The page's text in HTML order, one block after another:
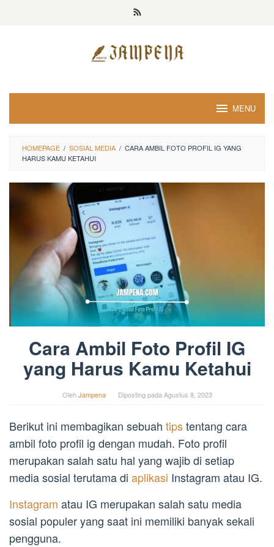
MENU
HOMEPAGE / SOSIAL MEDIA / CARA AMBIL FOTO PROFIL IG YANG
HARUS KAMU KETAHUI
Cara Ambil Foto Profil IG
yang Harus Kamu Ketahui
OlehJampena Diposting pada Agustus 8, 2023
Berikut ini membagikan sebuah tipstentang cara
ambil foto profil ig dengan mudah. Foto profil
merupakan salah satu hal yang wajib di setiap
media sosial terutama di aplikasi Instagram atau IG.
Instagram atau IG merupakan salah satu media
sosial populer yang saat ini memiliki banyak sekali
pengguna.